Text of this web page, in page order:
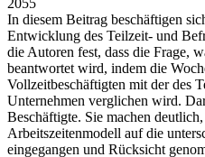
2055
In diesem Beitrag beschäftigen
Entwicklung des Teilzeit- und
die Autoren fest, dass die Frage,
beantwortet wird, indem die
Vollzeitbeschäftigten mit der des
Unternehmen verglichen wird.
Beschäftigte. Sie machen
Arbeitszeitenmodell auf die
eingegangen und Rücksicht